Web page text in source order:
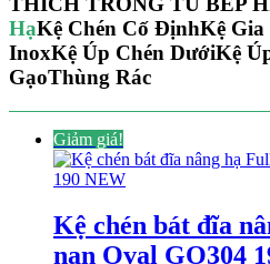
HạKệ Chén Cố ĐịnhKệ
InoxKệ Úp Chén DướiKệ
GạoThùng Rác
Giảm giá!
Kệ chén bát đĩa
nan Oval GO304